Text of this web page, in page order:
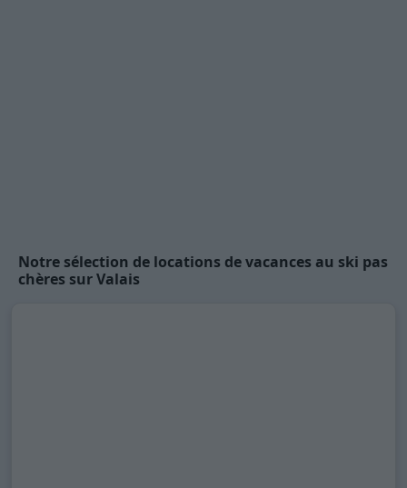
Notre sélection de locations de vacances au ski pas
chères sur Valais